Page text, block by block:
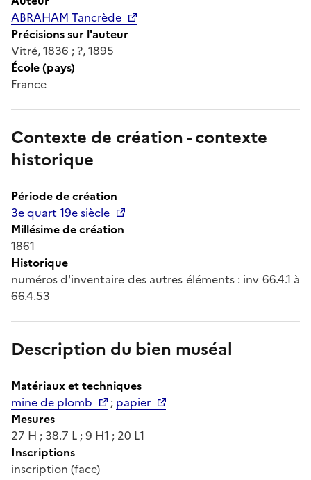
ABRAHAM Tancrède
Précisions sur l'auteur
Vitré, 1836 ; ?, 1895
École (pays)
France
Contexte de création - contexte
historique
Période de création
3e quart 19e siècle
Millésime de création
1861
Historique
numéros d'inventaire des autres éléments : inv 66.4.1 à
66.4.53
Description du bien muséal
Matériaux et techniques
mine de plomb
; papier
Mesures
27 H ; 38.7 L ; 9 H1 ; 20 L1
Inscriptions
inscription (face)